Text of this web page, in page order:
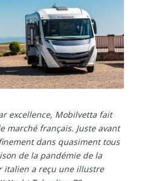
excellence, Mobilvetta fait
marché français. Juste avant
dans quasiment tous
de la pandémie de la
italien a reçu une illustre